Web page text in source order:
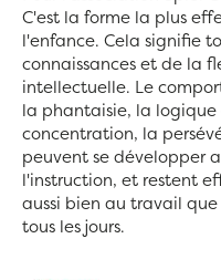
C'est la forme la plus
l'enfance. Cela signifie
connaissances et de la
intellectuelle. Le
la phantaisie, la
concentration, la
peuvent se développer
l'instruction, et restent
aussi bien au travail
tous les jours.